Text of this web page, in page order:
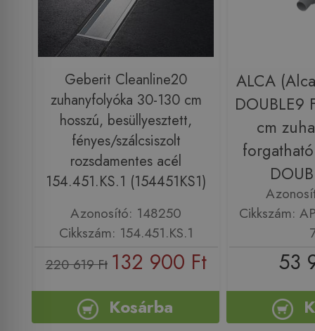
Geberit Cleanline20
zuhanyfolyóka 30-130 cm
hosszú, besüllyesztett,
fényes/szálcsiszolt
rozsdamentes acél
154.451.KS.1 (154451KS1)
Azonosító: 148250
Cikkszám: 154.451.KS.1
220 619 Ft 132 900 Ft
Kosárba
ALCA
DOUBLE9
cm
Cikkszám:
53